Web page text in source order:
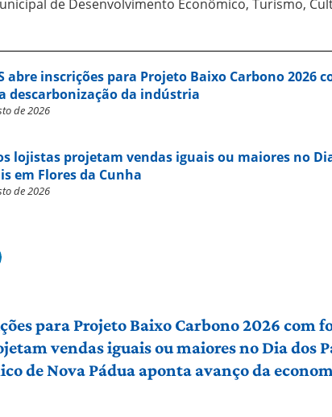
de Desenvolvimento Econômico, Turismo,
abre inscrições para Projeto Baixo Carbono 2026
descarbonização da indústria
de 2026
lojistas projetam vendas iguais ou maiores no
em Flores da Cunha
de 2026
para Projeto Baixo Carbono 2026 com
vendas iguais ou maiores no Dia dos
de Nova Pádua aponta avanço da